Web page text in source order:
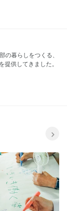
暮らしをつくる、
供してきました。